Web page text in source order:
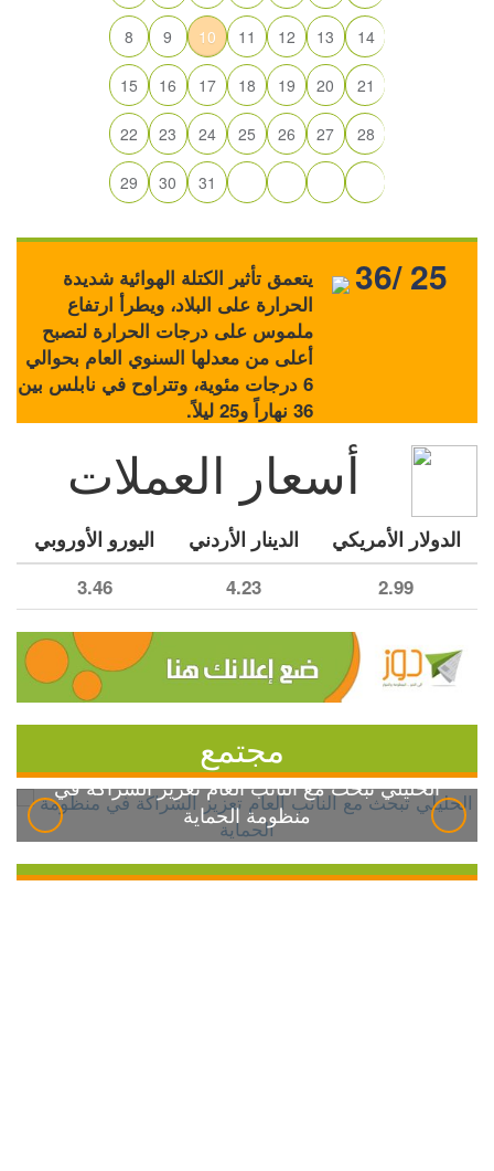
8 9 10 11 12 13 14
15 16 17 18 19 20 21
22 23 24 25 26 27 28
29 30 31
يتعمق تأثير الكتلة الهوائية شديدة
الحرارة على البلاد، ويطرأ ارتفاع
ملموس على درجات الحرارة لتصبح
أعلى من معدلها السنوي العام بحوالي
6 درجات مئوية، وتتراوح في نابلس بين
36 نهاراً و25 ليلاً.
36/ 25
أسعار العملات
الدولار الأمريكي الدينار الأردني اليورو الأوروبي
2.99
4.23
3.46
مجتمع
الخليلي تبحث مع النائب العام تعزيز الشراكة في
منظومة الحماية